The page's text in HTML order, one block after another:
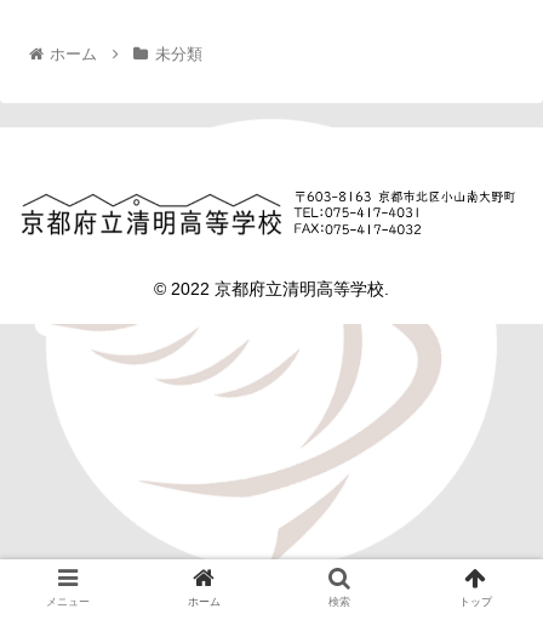
ホーム 未分類
© 2022 京都府立清明高等学校.
メニュー ホーム 検索 トップ